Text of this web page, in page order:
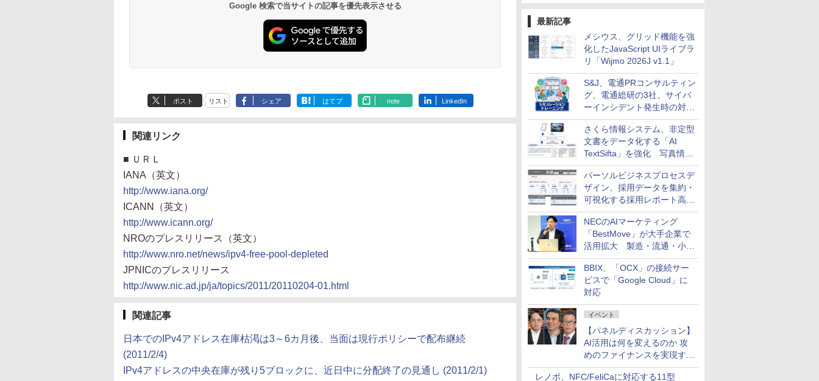
最新記事
メシウス、グリッド機能を強
化したJavaScript UIライブラ
リ「Wijmo 2026J v1.1」
S&J、電通PRコンサルティン
グ、電通総研の3社、サイバ
ーインシデント発生時の対応
と危機管理広報を一体的に訓
練するプログラムを提供
さくら情報システム、非定型
文書をデータ化する「AI
TextSifta」を強化 写真情報
のデータ化などに対応
パーソルビジネスプロセスデ
ザイン、採用データを集約・
可視化する採用レポート高速
化サービスを提供
NECのAIマーケティング
「BestMove」が大手企業で
活用拡大 製造・流通・小売
企業・広告代理店などが実装
フェーズへ
BBIX、「OCX」の接続サー
ビスで「Google Cloud」に
対応
イベント
【パネルディスカッション】
AI活用は何を変えるのか 攻
めのファイナンスを実現する
業務設計とマインドセット変
レノボ、NFC/FeliCaに対応する11型
Google 検索で当サイトの記事を優先表示させる
ポスト リスト シェア はてブ note LinkedIn
関連リンク
■ ＵＲＬ
IANA（英文）
http://www.iana.org/
ICANN（英文）
http://www.icann.org/
NROのプレスリリース（英文）
http://www.nro.net/news/ipv4-free-pool-depleted
JPNICのプレスリリース
http://www.nic.ad.jp/ja/topics/2011/20110204-01.html
関連記事
日本でのIPv4アドレス在庫枯渇は3～6カ月後、当面は現行ポリシーで配布継続
(2011/2/4)
IPv4アドレスの中央在庫が残り5ブロックに、近日中に分配終了の見通し (2011/2/1)